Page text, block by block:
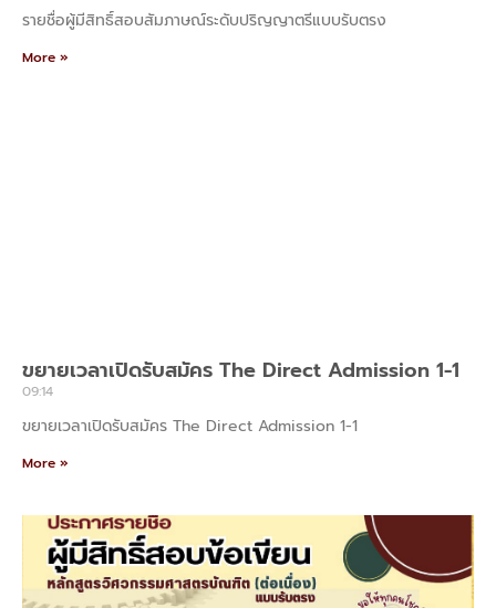
รายชื่อผู้มีสิทธิ์สอบสัมภาษณ์ระดับปริญญาตรีแบบรับตรง
More »
ขยายเวลาเปิดรับสมัคร The Direct Admission 1-1
09:14
ขยายเวลาเปิดรับสมัคร The Direct Admission 1-1
More »